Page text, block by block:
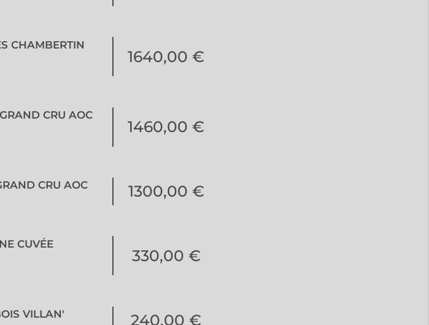
CHAMBERTIN
1640,00 €
CRU AOC
1460,00 €
CRU AOC
1300,00 €
CUVÉE
330,00 €
VILLAN'
240,00 €